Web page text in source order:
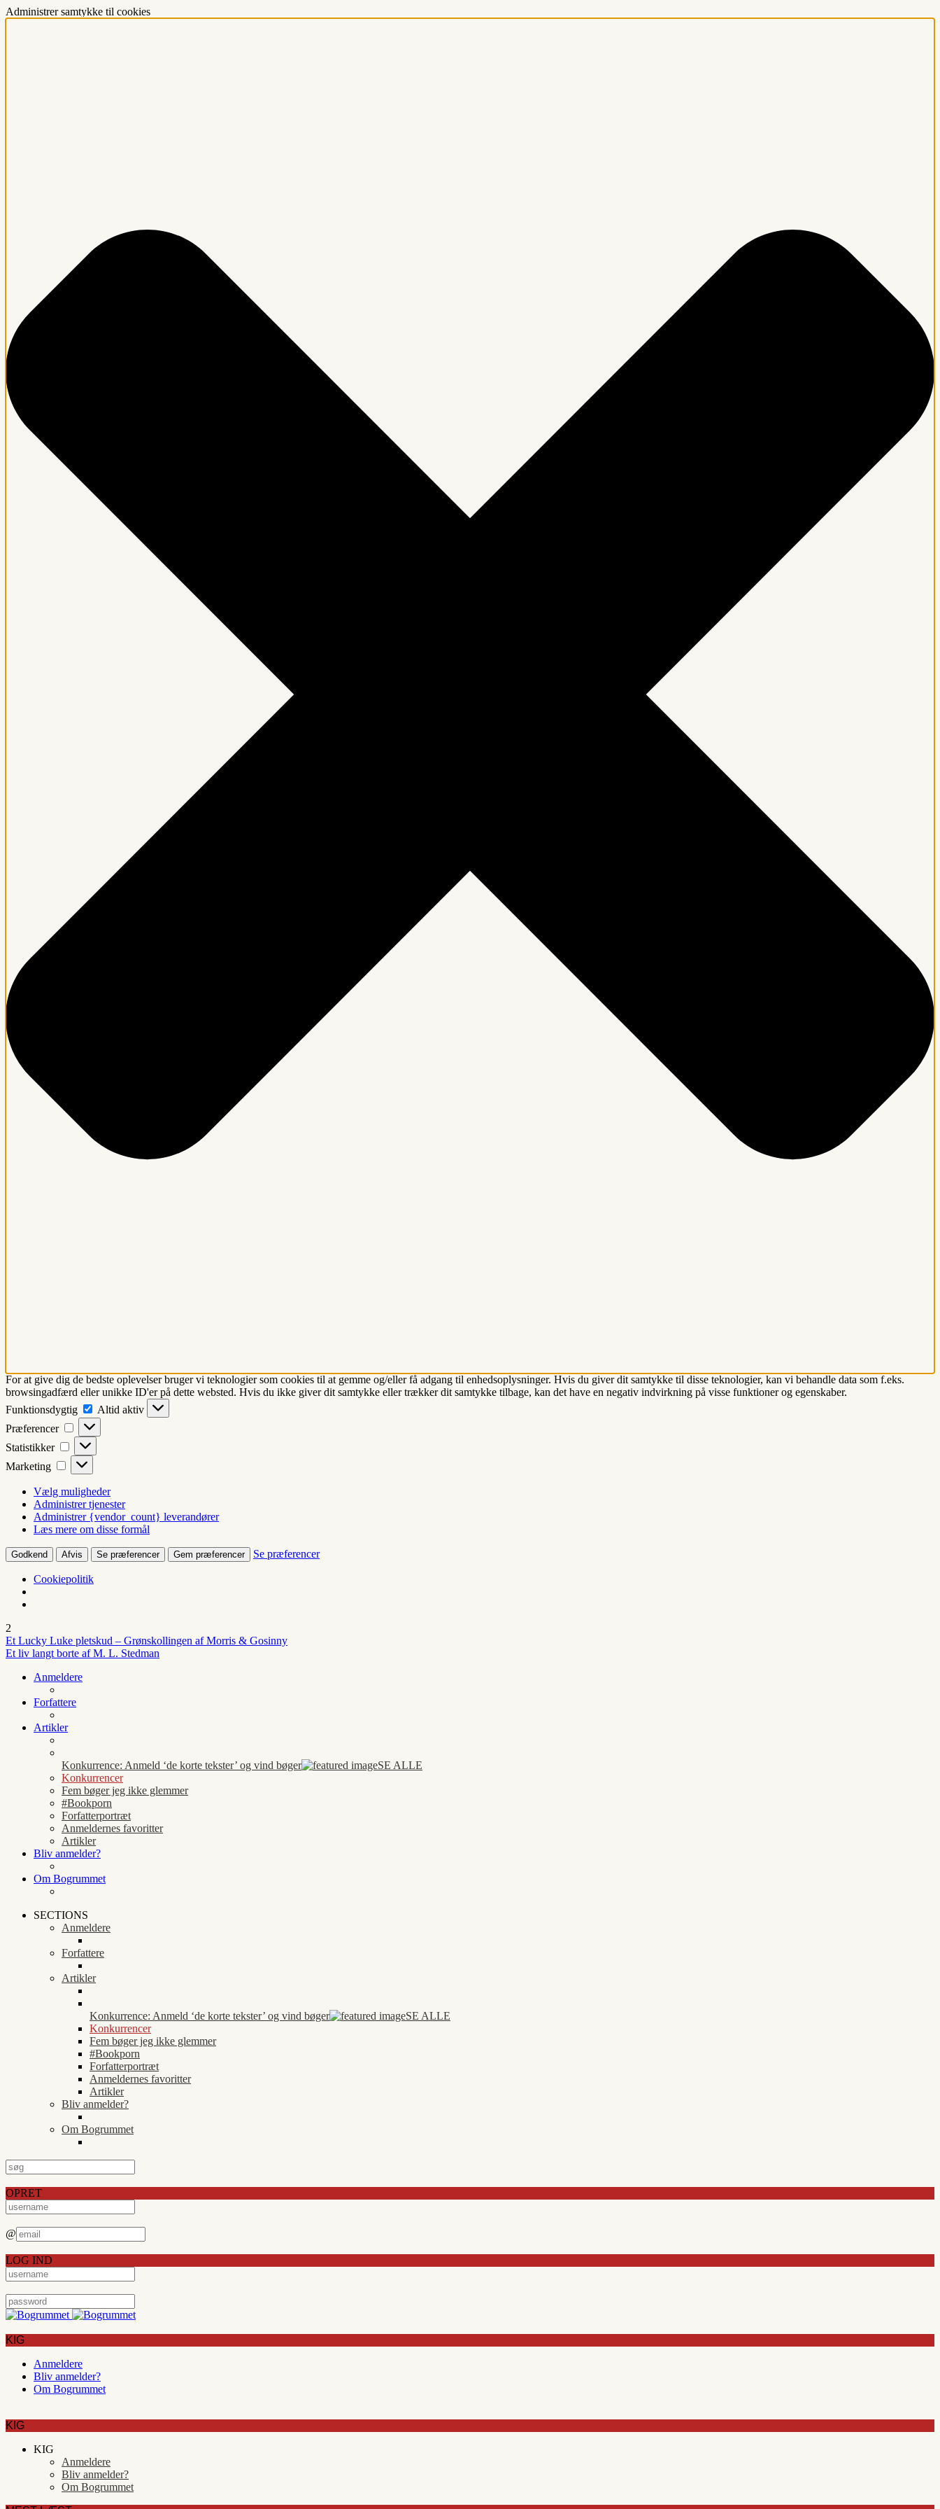
Administrer samtykke til cookies
For at give dig de bedste oplevelser bruger vi teknologier som cookies til at gemme og/eller få adgang til enhedsoplysninger. Hvis du giver dit samtykke til disse teknologier, kan vi behandle data som f.eks.
browsingadfærd eller unikke ID'er på dette websted. Hvis du ikke giver dit samtykke eller trækker dit samtykke tilbage, kan det have en negativ indvirkning på visse funktioner og egenskaber.
Funktionsdygtig
Funktionsdygtig
Altid aktiv
Præferencer
Præferencer
Statistikker Statistikker
Marketing Marketing
Vælg muligheder
Administrer tjenester
Administrer {vendor_count} leverandører
Læs mere om disse formål
Godkend Afvis Se præferencer Gem præferencer Se præferencer
Cookiepolitik
2
Et Lucky Luke pletskud – Grønskollingen af Morris & Gosinny
Et liv langt borte af M. L. Stedman
Anmeldere
Forfattere
Artikler
Konkurrence: Anmeld ‘de korte tekster’ og vind bøger
SE ALLE
Konkurrencer
Fem bøger jeg ikke glemmer
#Bookporn
Forfatterportræt
Anmeldernes favoritter
Artikler
Bliv anmelder?
Om Bogrummet
SECTIONS
Anmeldere
Forfattere
Artikler
Konkurrence: Anmeld ‘de korte tekster’ og vind bøger
SE ALLE
Konkurrencer
Fem bøger jeg ikke glemmer
#Bookporn
Forfatterportræt
Anmeldernes favoritter
Artikler
Bliv anmelder?
Om Bogrummet
OPRET
@
LOG IND
KIG
Anmeldere
Bliv anmelder?
Om Bogrummet
KIG
KIG
Anmeldere
Bliv anmelder?
Om Bogrummet